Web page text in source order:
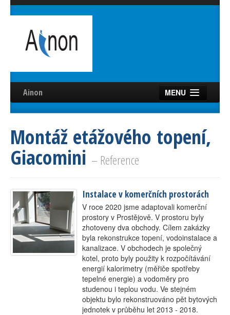
Ainon MENU
Úvod
Služby
Reference
Certifikáty
Partneři
Kontakt
Montáž etážového topení,
Giacomini – Reference
Instalace v komerčních prostorách
V roce 2020 jsme adaptovali komerční
prostory v Prostějově. V prostoru byly
zhotoveny dva obchody. Cílem zakázky
byla rekonstrukce topení, vodoinstalace a
kanalizace. V obchodech je společný
kotel, proto byly použity k rozpočítávání
energií kalorimetry (měřiče spotřeby
tepelné energie) a vodoměry pro
studenou i teplou vodu. Ve stejném
objektu bylo rekonstruováno pět bytových
jednotek v průběhu let 2013 - 2018.